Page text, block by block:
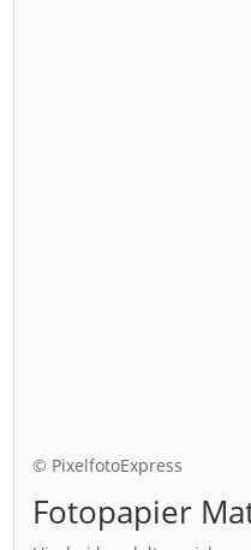
© PixelfotoExpress
Fotopapier